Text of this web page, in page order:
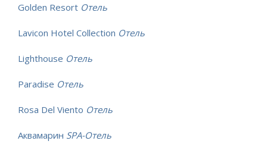
Golden Resort Отель
Lavicon Hotel Collection Отель
Lighthouse Отель
Paradise Отель
Rosa Del Viento Отель
Аквамарин SPA-Отель